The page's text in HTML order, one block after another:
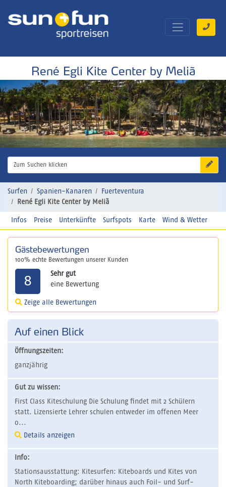
René Egli Kite Center by Meliã
Zum Suchen klicken
Surfen Spanien-Kanaren
Fuerteventura
René Egli Kite Center by Meliã
Infos Preise Unterkünfte Surfspots Karte Wind & Wetter
Gästebewertungen
100% echte Bewertungen unserer Kunden
8
Sehr gut
eine Bewertung
Zeige alle Bewertungen
Auf einen Blick
Öffnungszeiten:
ganzjährig
Gut zu wissen:
First Class Kiteschulung Die Schulung findet mit 2 Schülern
statt. Lizensierte Lehrer schulen entweder im offenen Meer
o...
Details anzeigen
Info:
Stationsausstattung: Kitesurfen: Kiteboards und Kites von
North Kiteboarding; darüber hinaus auch Foil- und Surf-